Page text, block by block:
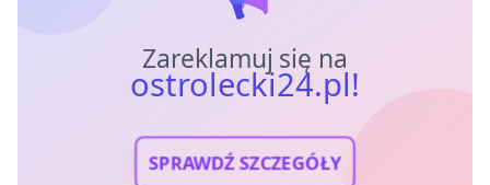
Zareklamuj się na
ostrolecki24.pl!
SPRAWDŹ SZCZEGÓŁY